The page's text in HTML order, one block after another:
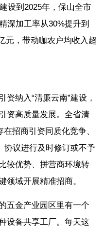
设到2025年，保山全市
深加工率从30%提升到
元，带动咖农户均收入超
纳入“清廉云南”建设，
资高质量发展。全省清
招商引资同质化竞争、
协议进行及时修订或不予
较优势、拼营商环境转
领域开展精准招商。
五金产业园区里有一个
设备共享工厂。每天这